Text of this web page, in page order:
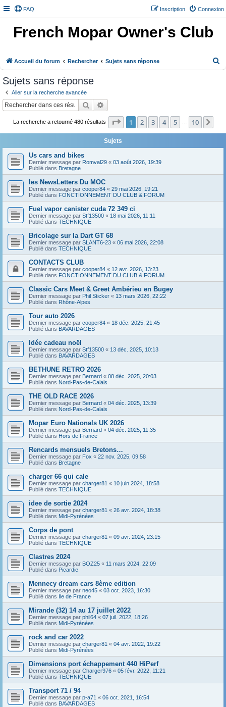
FAQ Connexion
Inscription
French Mopar Owner's Club
Accueil du forum Rechercher Sujets sans réponse
c
Sujets sans réponse
Aller sur la recherche avancée
Rechercher
La recherche a retourné 480 résultats Page 1sur10
1 2 3 4 5 10
Sujets
Us cars and bikes
Dernier message par Romval29 « 03 août 2026, 19:39
Publié dans Bretagne
les NewsLetters Du MOC
Dernier message par cooper84 « 29 mai 2026, 19:21
Publié dans FONCTIONNEMENT DU CLUB & FORUM
Fuel vapor canister cuda 72 349 ci
Dernier message par Stf13500 « 18 mai 2026, 11:11
Publié dans TECHNIQUE
Bricolage sur la Dart GT 68
Dernier message par SLANT6-23 « 06 mai 2026, 22:08
Publié dans TECHNIQUE
CONTACTS CLUB
Dernier message par cooper84 « 12 avr. 2026, 13:23
Publié dans FONCTIONNEMENT DU CLUB & FORUM
Classic Cars Meet & Greet Ambérieu en Bugey
Dernier message par Phil Sticker « 13 mars 2026, 22:22
Publié dans Rhône-Alpes
Tour auto 2026
Dernier message par cooper84 « 18 déc. 2025, 21:45
Publié dans BAVARDAGES
Idée cadeau noël
Dernier message par Stf13500 « 13 déc. 2025, 10:13
Publié dans BAVARDAGES
BETHUNE RETRO 2026
Dernier message par Bernard « 08 déc. 2025, 20:03
Publié dans Nord-Pas-de-Calais
THE OLD RACE 2026
Dernier message par Bernard « 04 déc. 2025, 13:39
Publié dans Nord-Pas-de-Calais
Mopar Euro Nationals UK 2026
Dernier message par Bernard « 04 déc. 2025, 11:35
Publié dans Hors de France
Rencards mensuels Bretons…
Dernier message par Fox « 22 nov. 2025, 09:58
Publié dans Bretagne
charger 66 qui cale
Dernier message par charger81 « 10 juin 2024, 18:58
Publié dans TECHNIQUE
idee de sortie 2024
Dernier message par charger81 « 26 avr. 2024, 18:38
Publié dans Midi-Pyrénées
Corps de pont
Dernier message par charger81 « 09 avr. 2024, 23:15
Publié dans TECHNIQUE
Clastres 2024
Dernier message par BOZ25 « 11 mars 2024, 22:09
Publié dans Picardie
Mennecy dream cars 8ème edition
Dernier message par neo45 « 03 oct. 2023, 16:30
Publié dans Ile de France
Mirande (32) 14 au 17 juillet 2022
Dernier message par phil64 « 07 juil. 2022, 18:26
Publié dans Midi-Pyrénées
rock and car 2022
Dernier message par charger81 « 04 avr. 2022, 19:22
Publié dans Midi-Pyrénées
Dimensions port échappement 440 HiPerf
Dernier message par Charger976 « 05 févr. 2022, 11:21
Publié dans TECHNIQUE
Transport 71 / 94
Dernier message par p-a71 « 06 oct. 2021, 16:54
Publié dans BAVARDAGES